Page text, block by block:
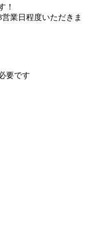
！
業日程度いただきま
要です